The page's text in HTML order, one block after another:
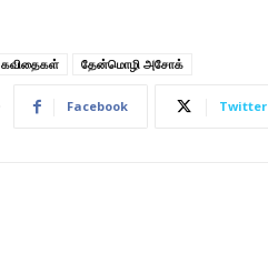
கவிதைகள் தேன்மொழி அசோக்
Facebook Twitter